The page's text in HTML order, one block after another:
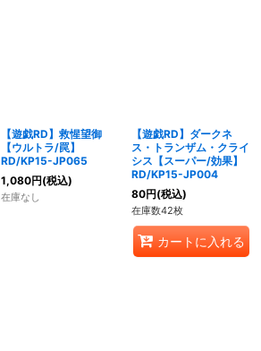
【遊戯RD】救惺望御
【ウルトラ/罠】
RD/KP15-JP065
1,080円(税込)
在庫なし
【遊戯RD】ダークネ
ス・トランザム・クライ
シス【スーパー/効果】
RD/KP15-JP004
80円(税込)
在庫数42枚
カートに入れる